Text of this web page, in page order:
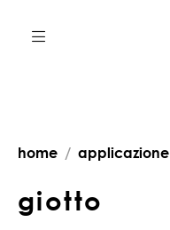
home applicazione
giotto